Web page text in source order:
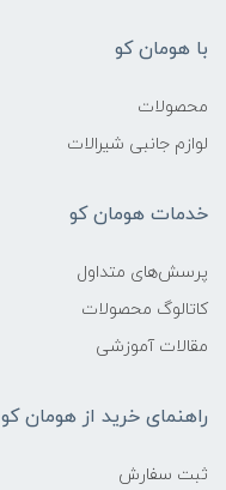
با هومان کو
محصولات
لوازم جانبی شیرالات
خدمات هومان کو
پرسش‌های متداول
کاتالوگ محصولات
مقالات آموزشی
راهنمای خرید از هومان کو
ثبت سفارش